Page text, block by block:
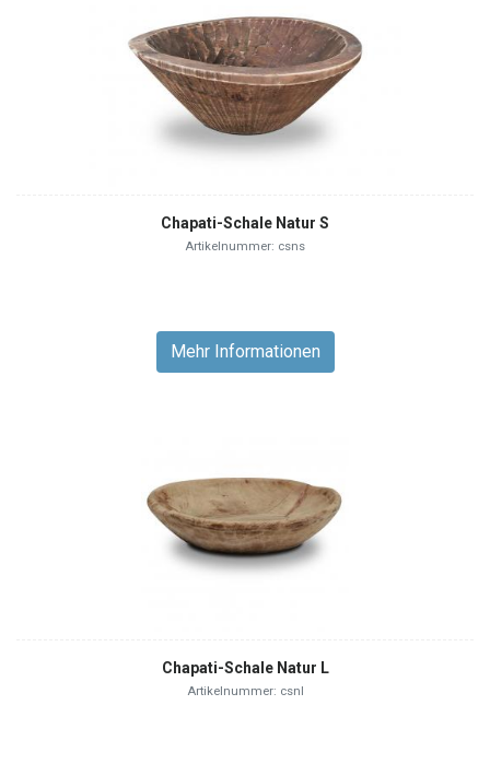
Chapati-Schale Natur S
Artikelnummer: csns
Mehr Informationen
Chapati-Schale Natur L
Artikelnummer: csnl